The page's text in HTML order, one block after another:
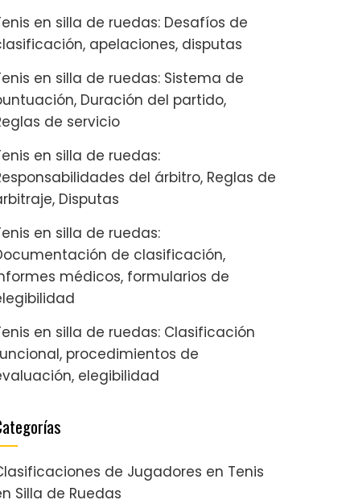
en silla de ruedas: Desafíos de
apelaciones, disputas
en silla de ruedas: Sistema de
Duración del partido,
de servicio
en silla de ruedas:
del árbitro, Reglas de
Disputas
en silla de ruedas:
de clasificación,
médicos, formularios de
en silla de ruedas: Clasificación
procedimientos de
elegibilidad
de Jugadores en Tenis
Silla de Ruedas